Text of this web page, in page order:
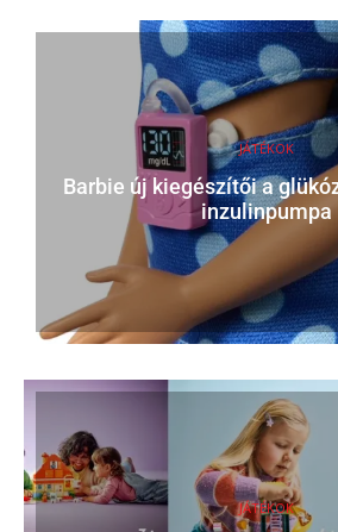
JÁTÉKOK
Barbie új kiegészítői a
inzulinpumpa
JÁTÉKOK